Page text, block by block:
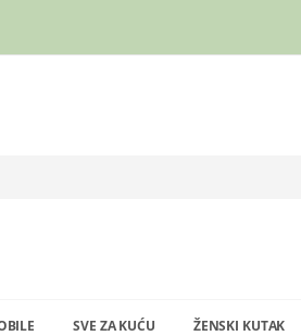
SVE ZA KUĆU ŽENSKI KUTAK